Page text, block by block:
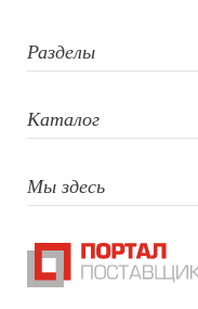
Разделы
Каталог
Мы здесь